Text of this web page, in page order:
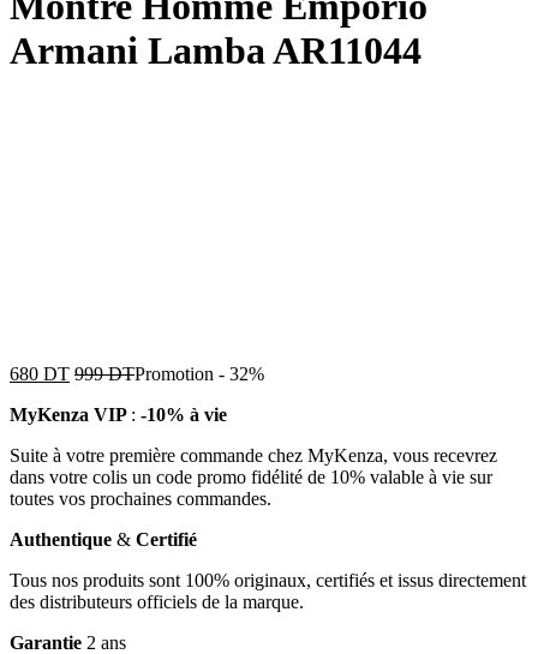
Armani Lamba AR11044
680 DT 999DTPromotion - 32%
MyKenza VIP : -10% à vie
Suite à votre première commande chez MyKenza, vous recevrez
dans votre colis un code promo fidélité de 10% valable à vie sur
toutes vos prochaines commandes.
Authentique & Certifié
Tous nos produits sont 100% originaux, certifiés et issus directement
des distributeurs officiels de la marque.
Garantie 2 ans